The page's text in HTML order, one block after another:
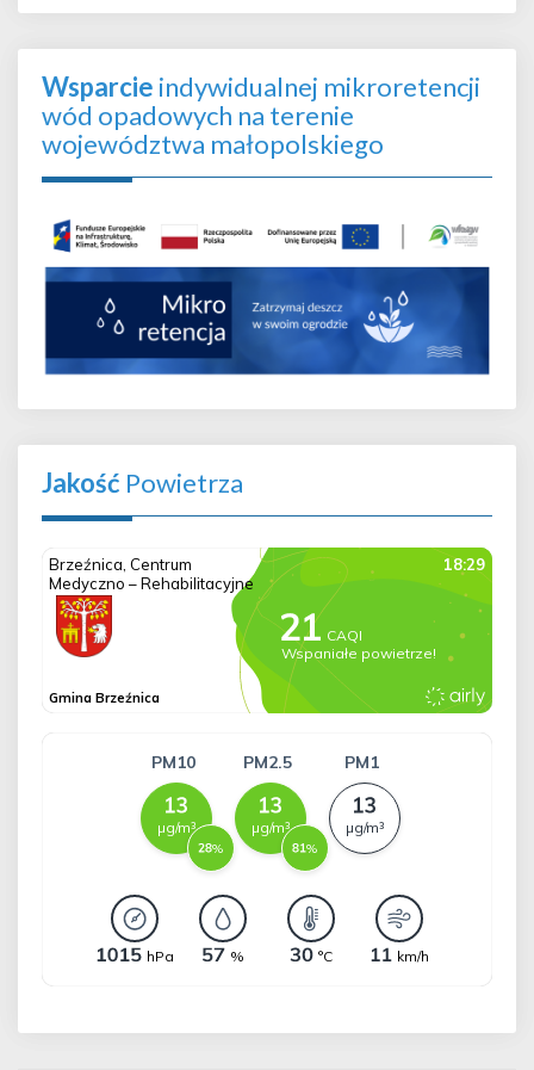
Wsparcie indywidualnej mikroretencji
wód opadowych na terenie
województwa małopolskiego
Jakość Powietrza